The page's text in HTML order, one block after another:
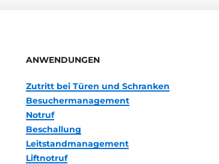
ANWENDUNGEN
Zutritt bei Türen und Schranken
Besuchermanagement
Notruf
Beschallung
Leitstandmanagement
Liftnotruf